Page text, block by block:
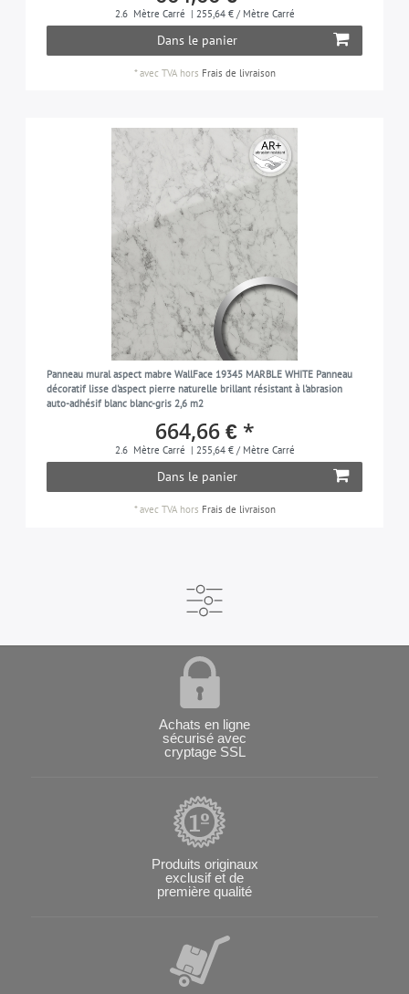
2.6 Mètre Carré | 255,64 € / Mètre Carré
Dans le panier
*avec TVAhors Frais de livraison
Panneau mural aspect mabre WallFace 19345 MARBLE WHITE Panneau
décoratif lisse d'aspect pierre naturelle brillant résistant à l'abrasion
auto-adhésif blanc blanc-gris 2,6 m2
664,66 € *
2.6 Mètre Carré | 255,64 € / Mètre Carré
Dans le panier
*avec TVAhors Frais de livraison
Achats en ligne
sécurisé avec
cryptage SSL
Produits originaux
exclusif et de
première qualité